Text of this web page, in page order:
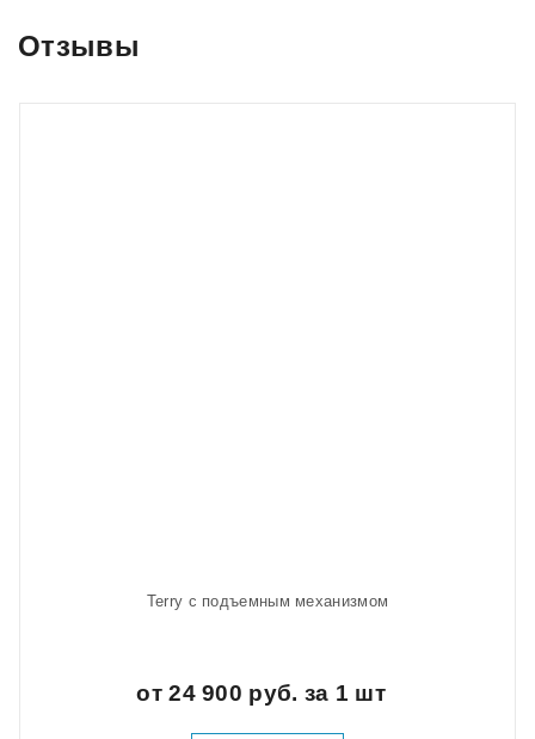
Отзывы
Terry с подъемным механизмом
от 24 900 руб. за 1 шт